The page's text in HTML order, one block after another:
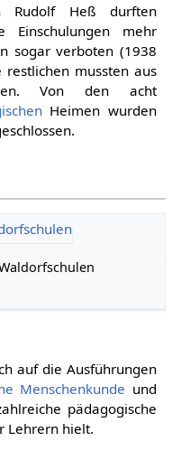
Rudolf Heß durften
Einschulungen mehr
sogar verboten (1938
mussten aus
Von den acht
Heimen wurden
auf die Ausführungen
Menschenkunde und
pädagogische
Lehrern hielt.